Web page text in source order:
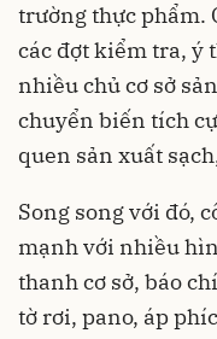
trường thực phẩm.
các đợt kiểm tra, ý
nhiều chủ cơ sở
chuyển biến tích
quen sản xuất
Song song với đó,
mạnh với nhiều
thanh cơ sở, báo
tờ rơi, pano, áp